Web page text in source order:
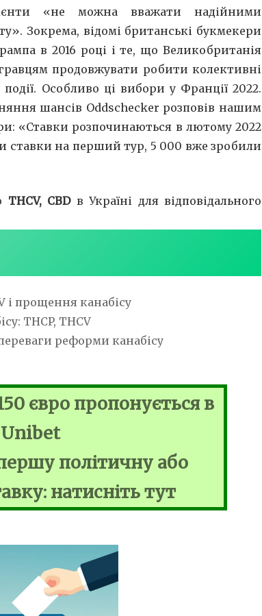
«не можна вважати надійними
Зокрема, відомі британські букмекери
в 2016 році і те, що Великобританія
продовжувати робити колективні
Особливо ці вибори у Франції 2022.
шансів Oddschecker розповів нашим
«Ставки розпочинаються в лютому 2022
ставки на перший тур, 5 000 вже зробили
THCV, CBDв Україні для відповідального
і прощення канабісу
THCP, THCV
реформи канабісу
євро пропонується в
Unibet
політичну або
натисніть тут